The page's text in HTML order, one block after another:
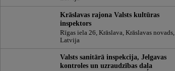
Krāslavas rajona Valsts kultūras
inspektors
Rīgas iela 26, Krāslava, Krāslavas novads,
Latvija
Valsts sanitārā inspekcija, Jelgavas
kontroles un uzraudzības daļa